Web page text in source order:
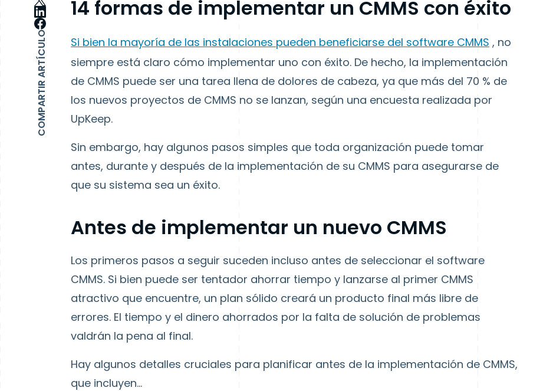
COMPARTIR ARTÍCULO
14 formas de implementar un CMMS con éxito
Si bien la mayoría de las instalaciones pueden beneficiarse del software CMMS , no
siempre está claro cómo implementar uno con éxito. De hecho, la implementación
de CMMS puede ser una tarea llena de dolores de cabeza, ya que más del 70 % de
los nuevos proyectos de CMMS no se lanzan, según una encuesta realizada por
UpKeep.
Sin embargo, hay algunos pasos simples que toda organización puede tomar
antes, durante y después de la implementación de su CMMS para asegurarse de
que su sistema sea un éxito.
Antes de implementar un nuevo CMMS
Los primeros pasos a seguir suceden incluso antes de seleccionar el software
CMMS. Si bien puede ser tentador ahorrar tiempo y lanzarse al primer CMMS
atractivo que encuentre, un plan sólido creará un producto final más libre de
errores. El tiempo y el dinero ahorrados por la falta de solución de problemas
valdrán la pena al final.
Hay algunos detalles cruciales para planificar antes de la implementación de CMMS,
que incluyen...